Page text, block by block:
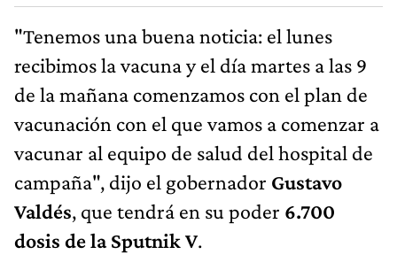
"Tenemos una buena noticia: el lunes
recibimos la vacuna y el día martes a las 9
de la mañana comenzamos con el plan de
vacunación con el que vamos a comenzar a
vacunar al equipo de salud del hospital de
campaña", dijo el gobernador Gustavo
Valdés, que tendrá en su poder 6.700
dosis de la Sputnik V.